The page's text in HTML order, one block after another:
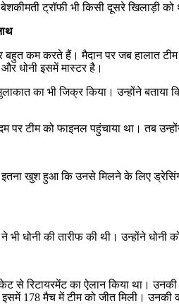
ट्रॉफी भी किसी दूसरे खिलाड़ी
बहुत कम करते हैं। मैदान पर जब हालात
धोनी इसमें मास्टर है।
का भी जिक्र किया। उन्होंने
टीम को फाइनल पहुंचाया था। तब
खुश हुआ कि उनसे मिलने के लिए
ने भी धोनी की तारीफ की थी। उन्होंने
रिटायरमेंट का ऐलान किया था। उनकी
178 मैच में टीम को जीत मिली। उनकी